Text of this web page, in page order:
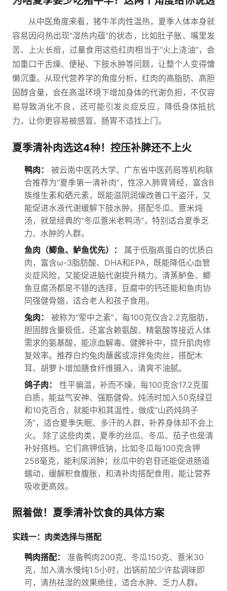
从中医角度来看，猪牛羊肉性温热，夏季人体本身就
容易因闷热出现“湿热内蕴”的状态，比如肚子胀、嘴里发
苦、上火长痘，过量食用这些红肉相当于“火上浇油”，会
加重口干舌燥、便秘、下肢水肿等问题，让整个人变得慵
懒沉重。从现代营养学的角度分析，红肉的高脂肪、高胆
固醇含量，会在高温环境下增加身体的代谢负担，不仅容
易导致消化不良，还可能引发炎症反应，降低身体抵抗
力，让你更容易被感冒、肠胃不适找上门。
夏季清补肉选这4种！控压补脾还不上火
鸭肉：
被云南中医药大学、广东省中医药局等机构联
合推荐为“夏季第一清补肉”，性凉入肺胃肾经，富含B
族维生素和硒元素，既能滋阴润燥改善口干盗汗，又
能促进水液代谢缓解下肢水肿。搭配冬瓜、薏米炖
汤，就是经典的“冬瓜薏米老鸭汤”，特别适合夏季乏
力、水肿的人群。
鱼肉（鲫鱼、鲈鱼优先）：
属于低脂高蛋白的优质白
肉，富含ω-3脂肪酸、DHA和EPA，既能降低心血管
炎症风险，又能促进脑代谢提升精力。清蒸鲈鱼、鲫
鱼豆腐汤都是不错的选择，豆腐中的钙还能和鱼肉协
同强健骨骼，适合老人和孩子食用。
兔肉：
被称为“荤中之素”，每100克仅含2.2克脂肪，
胆固醇含量极低，还富含赖氨酸、精氨酸等接近人体
需求的氨基酸，能凉血解毒、健脾补中，提升肌肉修
复效率。推荐白灼兔肉蘸酱或凉拌兔肉丝，搭配木
耳、胡萝卜增加膳食纤维摄入，清爽不油腻。
鸽子肉：
性平偏温，补而不燥，每100克含17.2克蛋
白质，能益气安神、强筋健骨。炖汤时加入50克绿豆
和10克百合，就能中和其温性，做成“山药炖鸽子
汤”，适合夏季失眠、多汗的人群，补养身体却不会上
火。 除了这些肉类，夏季的丝瓜、冬瓜、茄子也是清
补好搭档。它们高钾低钠，比如冬瓜每100克含钾
258毫克，能利尿消肿；丝瓜中的皂苷还能促进肠道
蠕动，缓解积食腹胀，和清补肉搭配食用，能让营养
吸收更高效。
照着做！夏季清补饮食的具体方案
实践一：肉类选择与搭配
鸭肉搭配：
准备鸭肉200克、冬瓜150克、薏米30
克，加入清水慢炖1.5小时，出锅前加少许盐调味即
可，清热祛湿的效果绝佳，适合水肿、乏力人群。